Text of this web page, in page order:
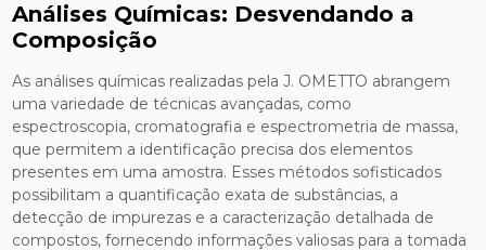
Análises Químicas: Desvendando a
Composição
As análises químicas realizadas pela J. OMETTO abrangem
uma variedade de técnicas avançadas, como
espectroscopia, cromatografia e espectrometria de massa,
que permitem a identificação precisa dos elementos
presentes em uma amostra. Esses métodos sofisticados
possibilitam a quantificação exata de substâncias, a
detecção de impurezas e a caracterização detalhada de
compostos, fornecendo informações valiosas para a tomada